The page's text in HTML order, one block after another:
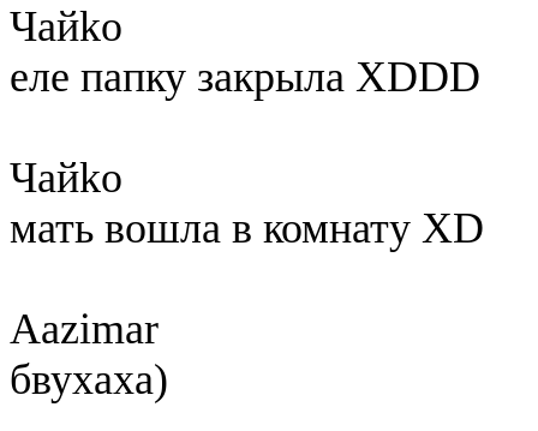
Чайko
еле папку закрыла XDDD
Чайko
мать вошла в комнату XD
Aazimar
бвухаха)